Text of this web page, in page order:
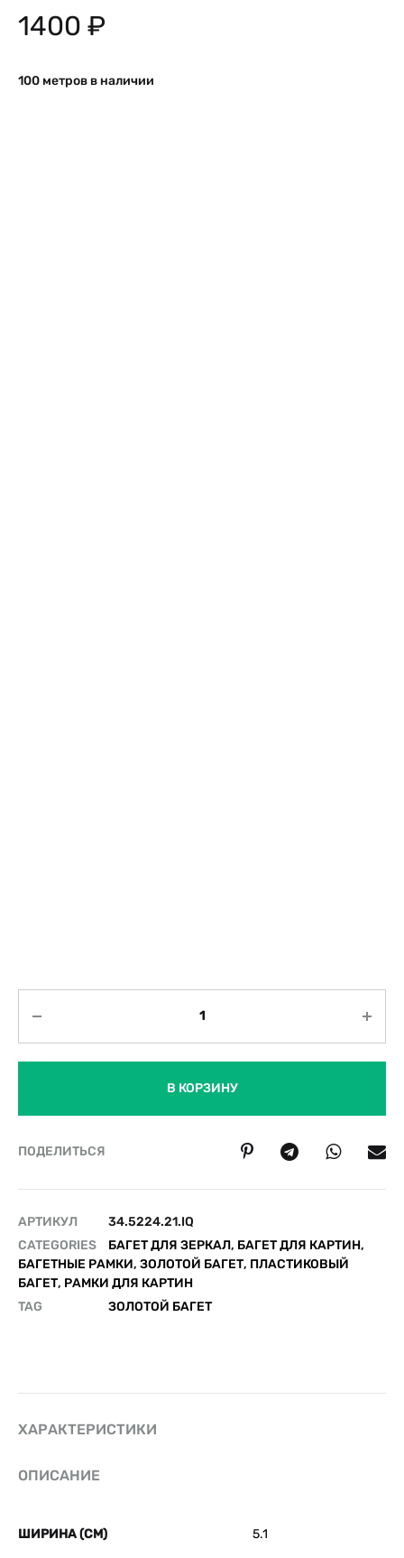
1400 ₽
100 метров в наличии
В КОРЗИНУ
ПОДЕЛИТЬСЯ
АРТИКУЛ
34.5224.21.IQ
CATEGORIES
БАГЕТ ДЛЯ ЗЕРКАЛ, БАГЕТ ДЛЯ КАРТИН,
БАГЕТНЫЕ РАМКИ, ЗОЛОТОЙ БАГЕТ, ПЛАСТИКОВЫЙ
БАГЕТ, РАМКИ ДЛЯ КАРТИН
TAG
ЗОЛОТОЙ БАГЕТ
ХАРАКТЕРИСТИКИ
ОПИСАНИЕ
ШИРИНА (СМ) 5.1